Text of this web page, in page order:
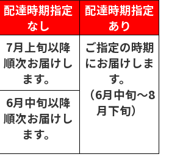
配達時期指定
なし
配達時期指定
あり
7月上旬以降
順次お届けし
ます。
ご指定の時期
にお届けしま
す。
（6月中旬～8
月下旬）
6月中旬以降
順次お届けし
ます。